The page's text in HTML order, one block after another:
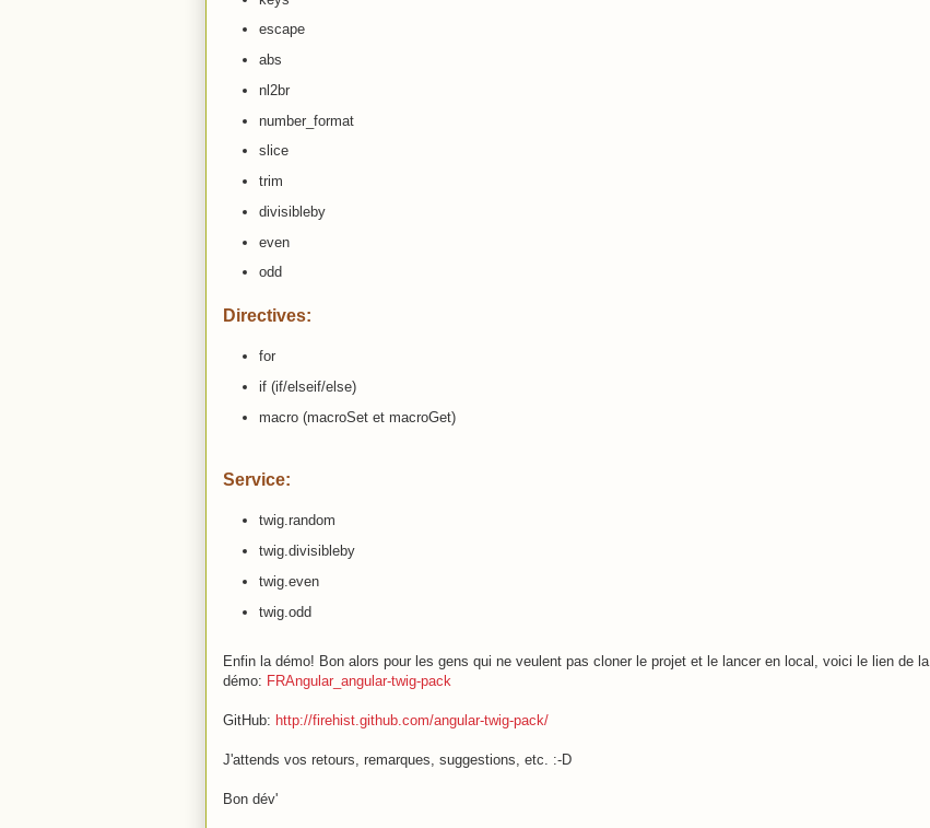
escape
abs
nl2br
number_format
slice
trim
divisibleby
even
odd
Directives:
for
if (if/elseif/else)
macro (macroSet et macroGet)
Service:
twig.random
twig.divisibleby
twig.even
twig.odd
Enfin la démo! Bon alors pour les gens qui ne veulent pas cloner le projet et le lancer en local, voici le lien de la
démo: FRAngular_angular-twig-pack
GitHub: http://firehist.github.com/angular-twig-pack/
J'attends vos retours, remarques, suggestions, etc. :-D
Bon dév'